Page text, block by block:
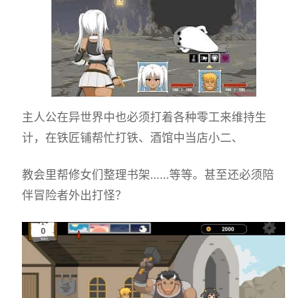
主人公在异世界中也必须打着各种零工来维持生
计，在铁匠铺帮忙打铁、酒馆中当店小二、
教会里帮修女们整理书架……等等。甚至还必须陪
伴冒险者外出打怪？